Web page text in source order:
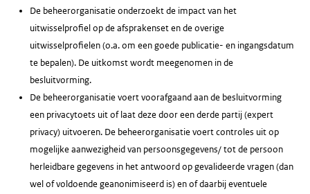
De beheerorganisatie onderzoekt de impact van het
uitwisselprofiel op de afsprakenset en de overige
uitwisselprofielen (o.a. om een goede publicatie- en ingangsdatum
te bepalen). De uitkomst wordt meegenomen in de
besluitvorming.
De beheerorganisatie voert voorafgaand aan de besluitvorming
een privacytoets uit of laat deze door een derde partij (expert
privacy) uitvoeren. De beheerorganisatie voert controles uit op
mogelijke aanwezigheid van persoonsgegevens/ tot de persoon
herleidbare gegevens in het antwoord op gevalideerde vragen (dan
wel of voldoende geanonimiseerd is) en of daarbij eventuele